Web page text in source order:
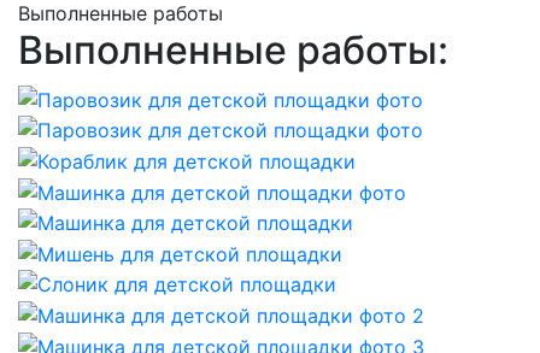
Выполненные работы
Выполненные работы: